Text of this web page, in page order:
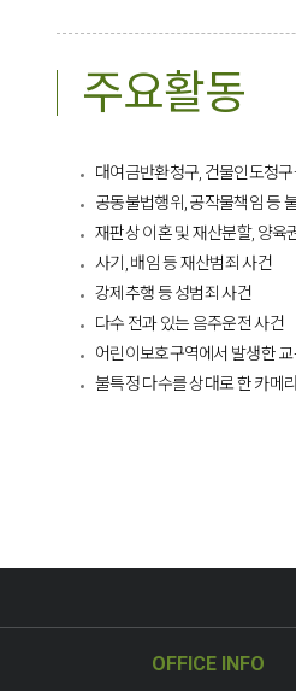
주요활동
대여금반환청구, 건물인도청
공동불법행위, 공작물책임 등
재판상 이혼 및 재산분할, 양육
사기, 배임 등 재산범죄 사건
강제추행 등 성범죄 사건
다수 전과 있는 음주운전 사건
어린이보호구역에서 발생한
불특정 다수를 상대로 한 카메
OFFICE INFO